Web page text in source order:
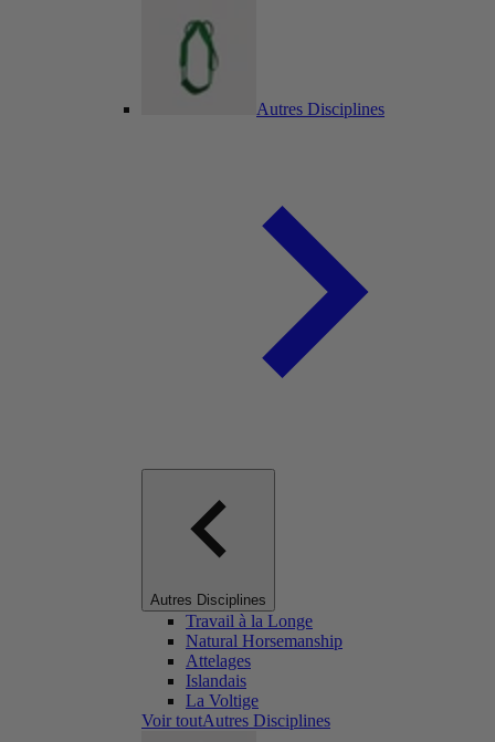
Autres Disciplines
Autres Disciplines
Travail à la Longe
Natural Horsemanship
Attelages
Islandais
La Voltige
Voir toutAutres Disciplines